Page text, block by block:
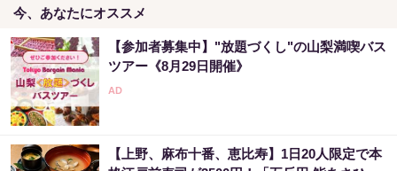
今、あなたにオススメ
【参加者募集中】"放題づくし"の山梨満喫バス
ツアー《8月29日開催》
【上野、麻布十番、恵比寿】1日20人限定で本